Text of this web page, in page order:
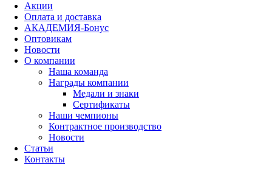
Акции
Оплата и доставка
АКАДЕМИЯ-Бонус
Оптовикам
Новости
О компании
Наша команда
Награды компании
Медали и знаки
Сертификаты
Наши чемпионы
Контрактное производство
Новости
Статьи
Контакты